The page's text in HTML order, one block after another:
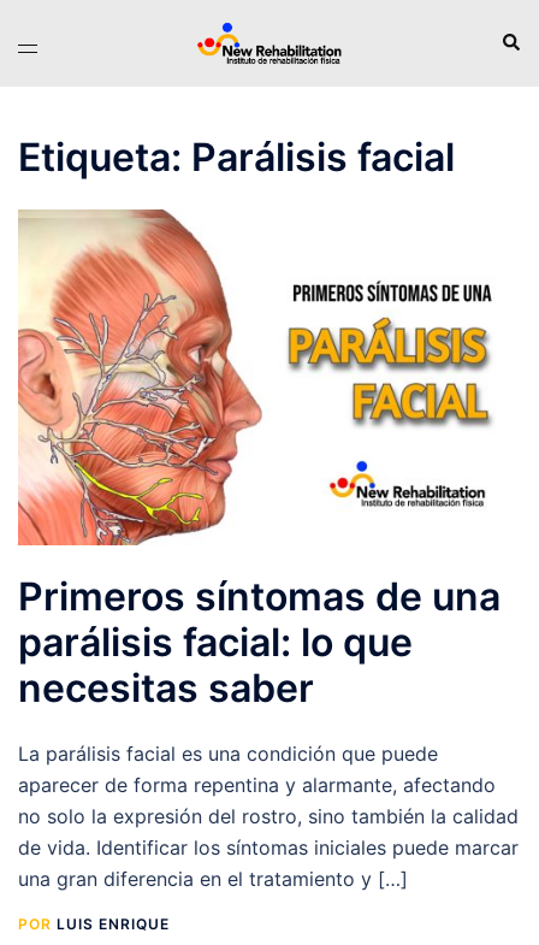
Alternar
Etiqueta: Parálisis facial
Primeros síntomas de una
parálisis facial: lo que
necesitas saber
La parálisis facial es una condición que puede
aparecer de forma repentina y alarmante, afectando
no solo la expresión del rostro, sino también la calidad
de vida. Identificar los síntomas iniciales puede marcar
una gran diferencia en el tratamiento y […]
POR LUIS ENRIQUE